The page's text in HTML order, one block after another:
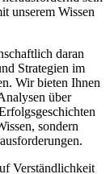
unserem Wissen
daran
Strategien im
Wir bieten Ihnen
über
sondern
Verständlichkeit